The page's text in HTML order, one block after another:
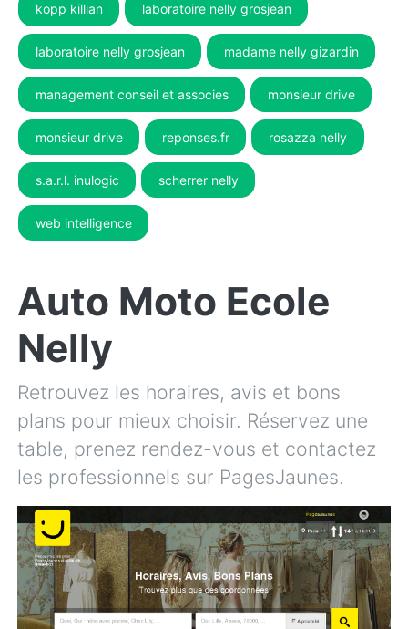
kopp killian laboratoire nelly grosjean
laboratoire nelly grosjean madame nelly gizardin
management conseil et associes monsieur drive
monsieur drive reponses.fr rosazza nelly
s.a.r.l. inulogic scherrer nelly
web intelligence
Auto Moto Ecole
Nelly
Retrouvez les horaires, avis et bons
plans pour mieux choisir. Réservez une
table, prenez rendez-vous et contactez
les professionnels sur PagesJaunes.